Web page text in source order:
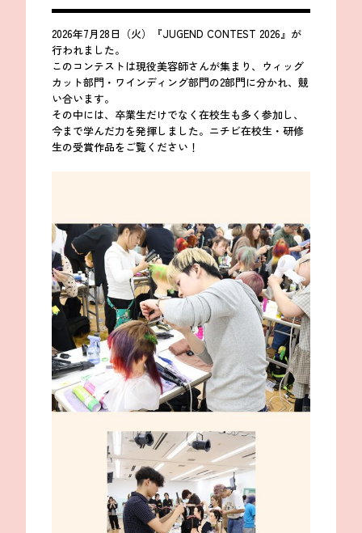
2026年7月28日（火）『JUGEND CONTEST 2026』が
行われました。
このコンテストは現役美容師さんが集まり、ウィッグ
カット部門・ワインディング部門の2部門に分かれ、競
い合います。
その中には、卒業生だけでなく在校生も多く参加し、
今まで学んだ力を発揮しました。ニチビ在校生・研修
生の受賞作品をご覧ください！